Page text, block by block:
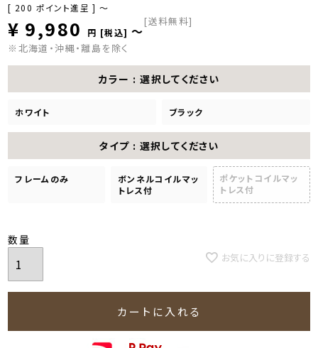
[ 200 ポイント進呈 ] 〜
¥ 9,980 税込 〜
[送料無料]
※北海道・沖縄・離島を除く
カラー 選択してください
ホワイト ブラック
タイプ 選択してください
フレームのみ
ボンネルコイルマッ
トレス付
ポケットコイルマッ
トレス付
お気に入りに登録する
カートに入れる